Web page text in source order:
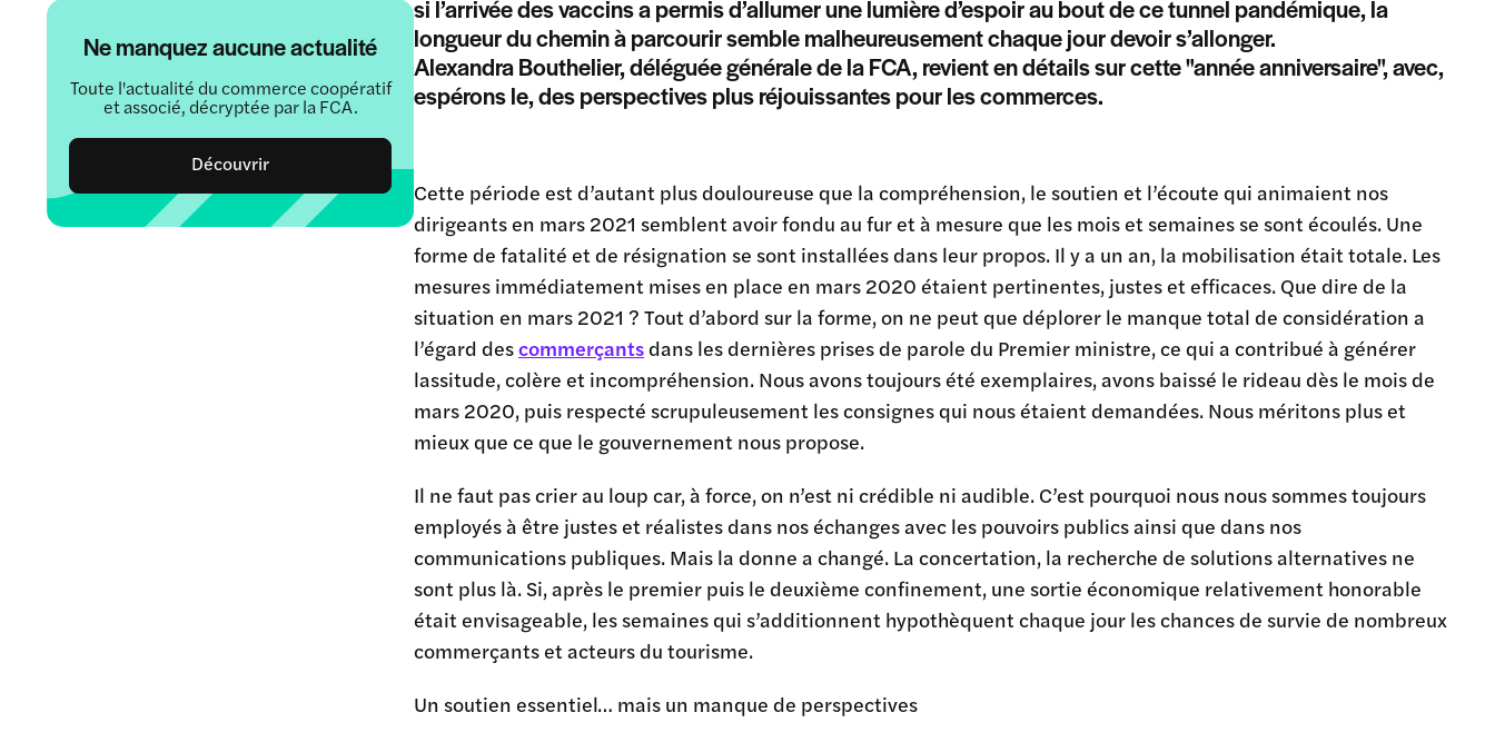
Ne manquez aucune actualité
Toute l'actualité du commerce coopératif
et associé, décryptée par la FCA.
Découvrir
si l’arrivée des vaccins a permis d’allumer une lumière d’espoir au bout de ce tunnel pandémique, la
longueur du chemin à parcourir semble malheureusement chaque jour devoir s’allonger.
Alexandra Bouthelier, déléguée générale de la FCA, revient en détails sur cette "année anniversaire", avec,
espérons le, des perspectives plus réjouissantes pour les commerces.
Cette période est d’autant plus douloureuse que la compréhension, le soutien et l’écoute qui animaient nos
dirigeants en mars 2021 semblent avoir fondu au fur et à mesure que les mois et semaines se sont écoulés. Une
forme de fatalité et de résignation se sont installées dans leur propos. Il y a un an, la mobilisation était totale. Les
mesures immédiatement mises en place en mars 2020 étaient pertinentes, justes et efficaces. Que dire de la
situation en mars 2021 ? Tout d’abord sur la forme, on ne peut que déplorer le manque total de considération a
l’égard descommerçantsdans les dernières prises de parole du Premier ministre, ce qui a contribué à générer
lassitude, colère et incompréhension. Nous avons toujours été exemplaires, avons baissé le rideau dès le mois de
mars 2020, puis respecté scrupuleusement les consignes qui nous étaient demandées. Nous méritons plus et
mieux que ce que le gouvernement nous propose.
Il ne faut pas crier au loup car, à force, on n’est ni crédible ni audible. C’est pourquoi nous nous sommes toujours
employés à être justes et réalistes dans nos échanges avec les pouvoirs publics ainsi que dans nos
communications publiques. Mais la donne a changé. La concertation, la recherche de solutions alternatives ne
sont plus là. Si, après le premier puis le deuxième confinement, une sortie économique relativement honorable
était envisageable, les semaines qui s’additionnent hypothèquent chaque jour les chances de survie de nombreux
commerçants et acteurs du tourisme.
Un soutien essentiel… mais un manque de perspectives